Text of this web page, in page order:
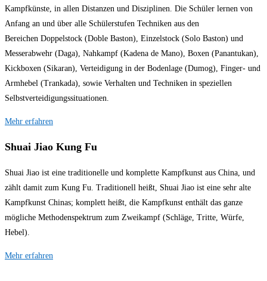
Kampfkünste, in allen Distanzen und Disziplinen. Die Schüler lernen von
Anfang an und über alle Schülerstufen Techniken aus den
Bereichen Doppelstock (Doble Baston), Einzelstock (Solo Baston) und
Messerabwehr (Daga), Nahkampf (Kadena de Mano), Boxen (Panantukan),
Kickboxen (Sikaran), Verteidigung in der Bodenlage (Dumog), Finger- und
Armhebel (Trankada), sowie Verhalten und Techniken in speziellen
Selbstverteidigungssituationen.
Mehr erfahren
Shuai Jiao Kung Fu
Shuai Jiao ist eine traditionelle und komplette Kampfkunst aus China, und
zählt damit zum Kung Fu. Traditionell heißt, Shuai Jiao ist eine sehr alte
Kampfkunst Chinas; komplett heißt, die Kampfkunst enthält das ganze
mögliche Methodenspektrum zum Zweikampf (Schläge, Tritte, Würfe,
Hebel).
Mehr erfahren